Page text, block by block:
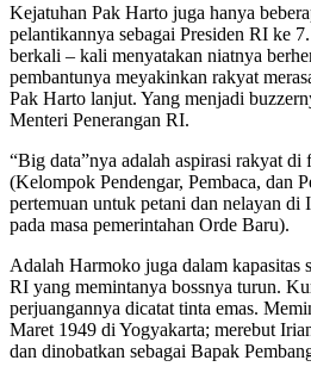
Kejatuhan Pak Harto juga hanya
pelantikannya sebagai Presiden RI ke
berkali – kali menyatakan niatnya
pembantunya meyakinkan rakyat
Pak Harto lanjut. Yang menjadi
Menteri Penerangan RI.
“Big data”nya adalah aspirasi rakyat
(Kelompok Pendengar, Pembaca, dan
pertemuan untuk petani dan nelayan di
pada masa pemerintahan Orde Baru).
Adalah Harmoko juga dalam kapasitas
RI yang memintanya bossnya turun.
perjuangannya dicatat tinta emas.
Maret 1949 di Yogyakarta; merebut
dan dinobatkan sebagai Bapak